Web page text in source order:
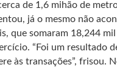
de 1,6 mihão de
já o mesmo não
que somaram 18,244
“Foi um resultado
às transações”, frisou.